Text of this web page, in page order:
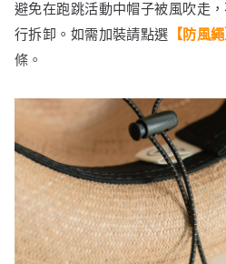
避免在跑跳活動中帽子被風吹走
行拆卸。如需加裝請點選 【防風繩
條。